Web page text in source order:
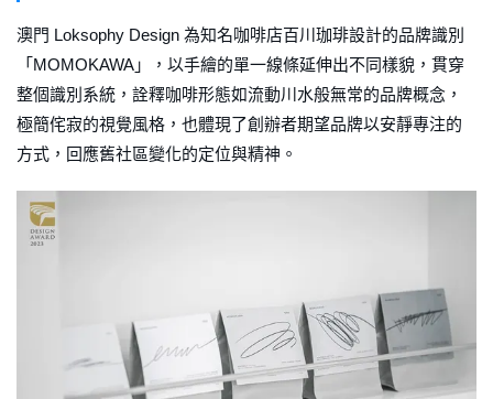
澳門 Loksophy Design 為知名咖啡店百川珈琲設計的品牌識別
「MOMOKAWA」，以手繪的單一線條延伸出不同樣貌，貫穿
整個識別系統，詮釋咖啡形態如流動川水般無常的品牌概念，
極簡侘寂的視覺風格，也體現了創辦者期望品牌以安靜專注的
方式，回應舊社區變化的定位與精神。